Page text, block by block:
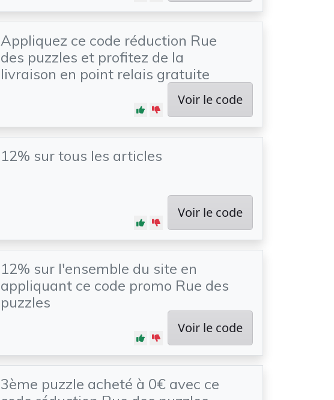
Appliquez ce code réduction Rue
des puzzles et profitez de la
livraison en point relais gratuite
Voir le code
12% sur tous les articles
Voir le code
12% sur l'ensemble du site en
appliquant ce code promo Rue des
puzzles
Voir le code
3ème puzzle acheté à 0€ avec ce